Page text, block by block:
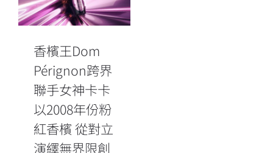
以2008年份粉
紅香檳 從對立
演繹無界限創
作
香檳王Dom
Pérignon跨界
聯手女神卡卡
以2008年份粉
紅香檳 從對立
演繹無界限創